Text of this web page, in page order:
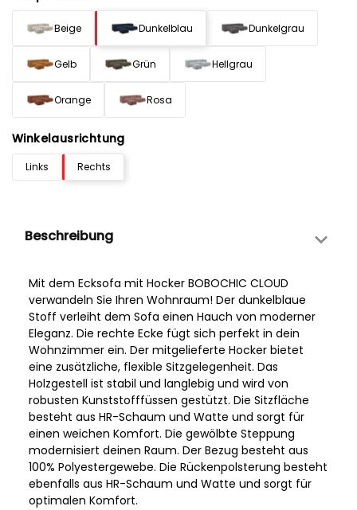
Beige Dunkelblau Dunkelgrau
Gelb Grün Hellgrau
Orange Rosa
Winkelausrichtung
Links Rechts
Beschreibung
Mit dem Ecksofa mit Hocker BOBOCHIC CLOUD
verwandeln Sie Ihren Wohnraum! Der dunkelblaue
Stoff verleiht dem Sofa einen Hauch von moderner
Eleganz. Die rechte Ecke fügt sich perfekt in dein
Wohnzimmer ein. Der mitgelieferte Hocker bietet
eine zusätzliche, flexible Sitzgelegenheit. Das
Holzgestell ist stabil und langlebig und wird von
robusten Kunststofffüssen gestützt. Die Sitzfläche
besteht aus HR-Schaum und Watte und sorgt für
einen weichen Komfort. Die gewölbte Steppung
modernisiert deinen Raum. Der Bezug besteht aus
100% Polyestergewebe. Die Rückenpolsterung besteht
ebenfalls aus HR-Schaum und Watte und sorgt für
optimalen Komfort.